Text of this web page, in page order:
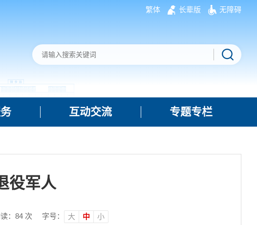
繁体 长辈版 无障碍
互动交流 专题专栏
役军人
： 84次 字号： 大 中 小